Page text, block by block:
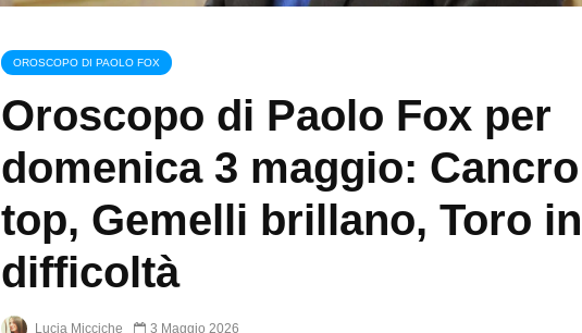
OROSCOPO DI PAOLO FOX
Oroscopo di Paolo Fox per
domenica 3 maggio:
top, Gemelli brillano, Toro in
difficoltà
Lucia Micciche 3 Maggio 2026